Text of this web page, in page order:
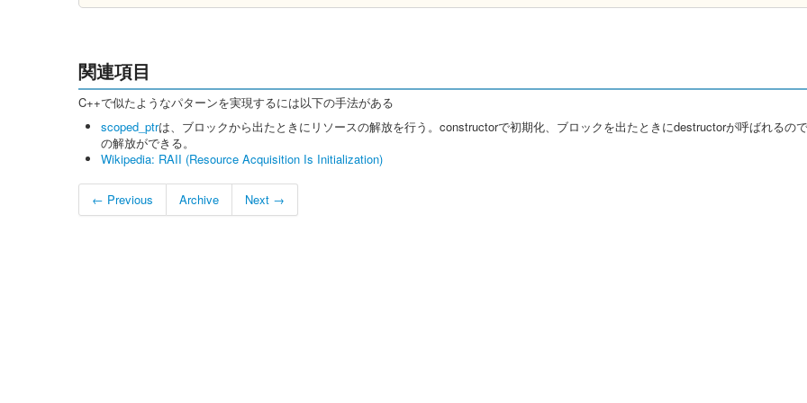
関連項目
C++で似たようなパターンを実現するには以下の手法がある
scoped_ptrは、ブロックから出たときにリソースの解放を行う。constructorで初期化、ブロックを出たときにdestructorが呼ばれるの
の解放ができる。
Wikipedia: RAII (Resource Acquisition Is Initialization)
← Previous Archive Next →